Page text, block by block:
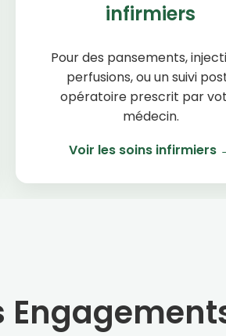
infirmiers
Pour des pansements,
perfusions, ou un suivi
opératoire prescrit par
médecin.
Voir les soins infirmiers